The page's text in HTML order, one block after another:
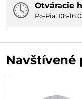
Otváracie
Po-Pia: 08-